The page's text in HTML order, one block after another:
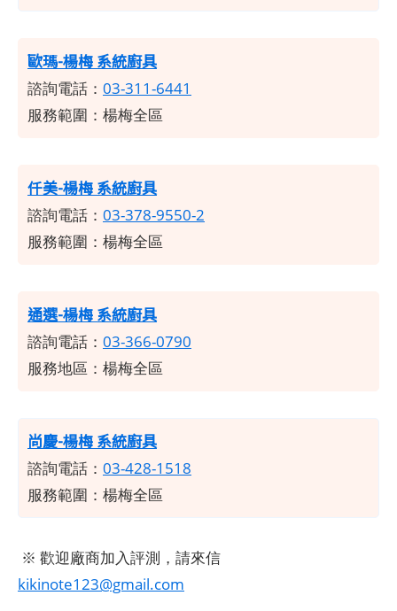
歐瑪-楊梅 系統廚具
諮詢電話： 03-311-6441
服務範圍：楊梅全區
仟美-楊梅 系統廚具
諮詢電話： 03-378-9550-2
服務範圍：楊梅全區
通選-楊梅 系統廚具
諮詢電話： 03-366-0790
服務地區：楊梅全區
尚慶-楊梅 系統廚具
諮詢電話： 03-428-1518
服務範圍：楊梅全區
※ 歡迎廠商加入評測，請來信
kikinote123@gmail.com